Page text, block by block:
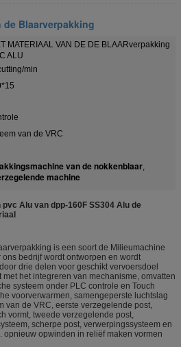
Blaarverpakking
MATERIAAL VAN DE DE BLAARverpakking
ALU
min
van de VRC
van de nokkenblaar,
machine
Alu van dpp-160F SS304 Alu de
is een soort de Milieumachine
bedrijf wordt ontworpen en wordt
drie delen voor geschikt vervoersdoel
het integreren van mechanisme, omvatten
systeem onder PLC controle en Touch
voorverwarmen, samengeperste luchtslag
van de VRC, eerste verzegelende post,
vormt, tweede verzegelende post,
scherpe post, verwerpingssysteem en
opnieuw opwinden in reliëf maken vormen